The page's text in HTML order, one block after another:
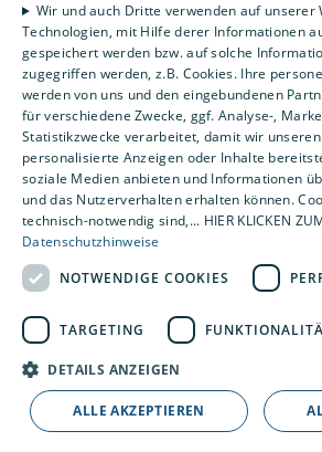
Unsere Bereiche
Privatkunden
Gewerbekunden
Karriere
Unternehmen
Kontakt
Wir und auch Dritte verwenden auf unserer
Technologien, mit Hilfe derer Informationen
gespeichert werden bzw. auf solche
zugegriffen werden, z.B. Cookies. Ihre
werden von uns und den eingebundenen
für verschiedene Zwecke, ggf. Analyse-,
Statistikzwecke verarbeitet, damit wir
personalisierte Anzeigen oder Inhalte
soziale Medien anbieten und Informationen
und das Nutzerverhalten erhalten können.
technisch-notwendig sind,... HIER KLICKEN
Datenschutzhinweise
NOTWENDIGE COOKIES
TARGETING
DETAILS ANZEIGEN
ALLE AKZEPTIEREN